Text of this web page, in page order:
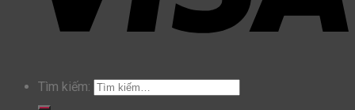
Tìm kiếm: